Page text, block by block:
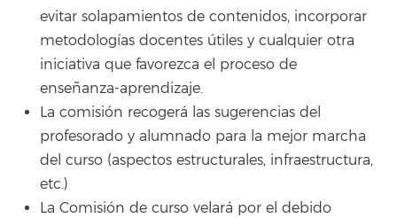
evitar solapamientos de contenidos, incorporar
metodologías docentes útiles y cualquier otra
iniciativa que favorezca el proceso de
enseñanza-aprendizaje.
La comisión recogerá las sugerencias del
profesorado y alumnado para la mejor marcha
del curso (aspectos estructurales, infraestructura,
etc.)
La Comisión de curso velará por el debido